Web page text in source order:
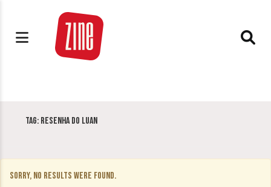
Tag: Resenha do Luan
Sorry, no results were found.